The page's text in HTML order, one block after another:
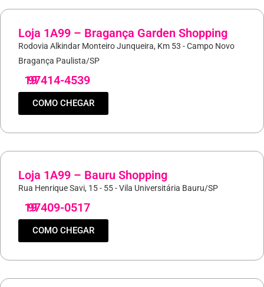
Loja 1A99 – Bragança Garden Shopping
Rodovia Alkindar Monteiro Junqueira, Km 53 - Campo Novo
Bragança Paulista/SP
19
97414-4539
COMO CHEGAR
Loja 1A99 – Bauru Shopping
Rua Henrique Savi, 15 - 55 - Vila Universitária Bauru/SP
19
97409-0517
COMO CHEGAR